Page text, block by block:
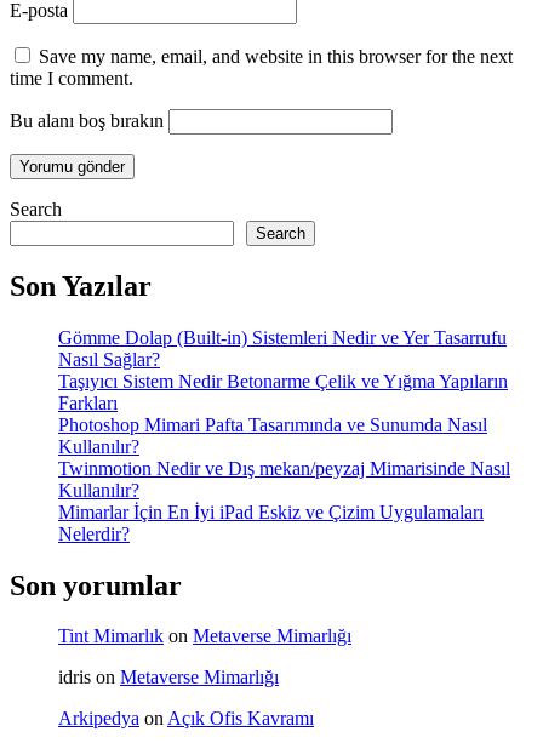
E-posta
Save my name, email, and website in this browser for the next
time I comment.
Bu alanı boş bırakın
Search
Search
Son Yazılar
Gömme Dolap (Built-in) Sistemleri Nedir ve Yer Tasarrufu
Nasıl Sağlar?
Taşıyıcı Sistem Nedir Betonarme Çelik ve Yığma Yapıların
Farkları
Photoshop Mimari Pafta Tasarımında ve Sunumda Nasıl
Kullanılır?
Twinmotion Nedir ve Dış mekan/peyzaj Mimarisinde Nasıl
Kullanılır?
Mimarlar İçin En İyi iPad Eskiz ve Çizim Uygulamaları
Nelerdir?
Son yorumlar
Tint Mimarlık on Metaverse Mimarlığı
idris on Metaverse Mimarlığı
Arkipedya onAçık Ofis Kavramı